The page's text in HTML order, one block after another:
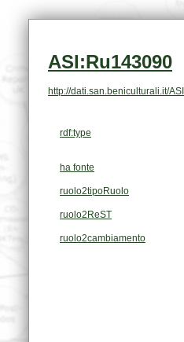
ASI:Ru143090
http://dati.san.beniculturali.it/
rdf:type
ha fonte
ruolo2tipoRuolo
ruolo2ReST
ruolo2cambiamento